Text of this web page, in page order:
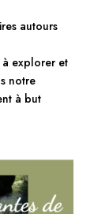
autours
à explorer et
notre
à but